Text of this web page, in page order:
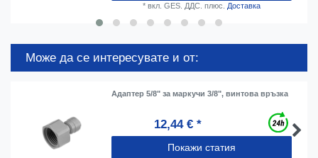
* вкл. GES. ДДС. плюс. Доставка
Може да се интересувате и от:
Адаптер 5/8" за маркучи 3/8", винтова връзка
12,44 € *
Покажи статия